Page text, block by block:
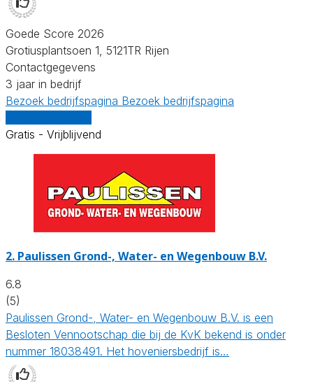
Goede Score 2026
Grotiusplantsoen 1, 5121TR Rijen
Contactgegevens
3 jaar in bedrijf
Bezoek bedrijfspagina Bezoek bedrijfspagina
Gratis - Vrijblijvend
2. Paulissen Grond-, Water- en Wegenbouw B.V.
6.8
(5)
Paulissen Grond-, Water- en Wegenbouw B.V. is een
Besloten Vennootschap die bij de KvK bekend is onder
nummer 18038491. Het hoveniersbedrijf is…